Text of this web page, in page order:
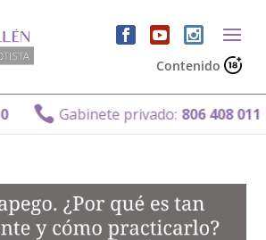
Contenido
 Gabinete privado: 806 408 011